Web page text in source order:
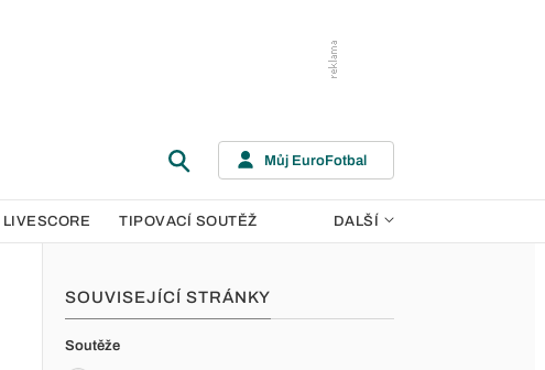
Můj EuroFotbal
LIVESCORE TIPOVACÍ SOUTĚŽ DALŠÍ
SOUVISEJÍCÍ STRÁNKY
Soutěže